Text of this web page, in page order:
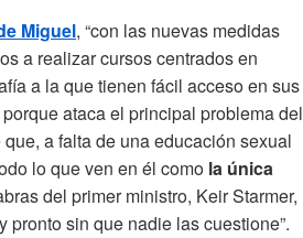
Miguel, “con las nuevas medidas
a realizar cursos centrados en
a la que tienen fácil acceso en sus
ataca el principal problema del
a falta de una educación sexual
lo que ven en él como la única
del primer ministro, Keir Starmer,
pronto sin que nadie las cuestione”.